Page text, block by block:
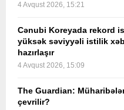
4 Avqust 2026, 15:21
Cənubi Koreyada rekord
yüksək səviyyəli istilik
hazırlaşır
4 Avqust 2026, 15:09
The Guardian:
çevrilir?